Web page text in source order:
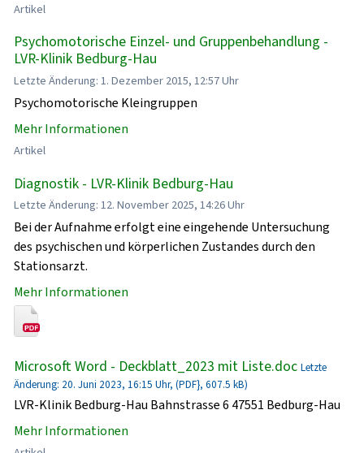
Artikel
Psychomotorische Einzel- und Gruppenbehandlung -
LVR-Klinik Bedburg-Hau
Letzte Änderung: 1. Dezember 2015, 12:57 Uhr
Psychomotorische Kleingruppen
Mehr Informationen
Artikel
Diagnostik - LVR-Klinik Bedburg-Hau
Letzte Änderung: 12. November 2025, 14:26 Uhr
Bei der Aufnahme erfolgt eine eingehende Untersuchung
des psychischen und körperlichen Zustandes durch den
Stationsarzt.
Mehr Informationen
Microsoft Word - Deckblatt_2023 mit Liste.doc Letzte
Änderung: 20. Juni 2023, 16:15 Uhr, (PDF}, 607.5 kB)
LVR-Klinik Bedburg-Hau Bahnstrasse 6 47551 Bedburg-Hau
Mehr Informationen